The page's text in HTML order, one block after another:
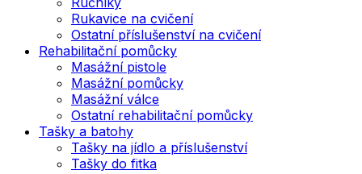
Rukavice na cvičení
Ostatní příslušenství na cvičení
Rehabilitační pomůcky
Masážní pistole
Masážní pomůcky
Masážní válce
Ostatní rehabilitační pomůcky
Tašky a batohy
Tašky na jídlo a příslušenství
Tašky do fitka